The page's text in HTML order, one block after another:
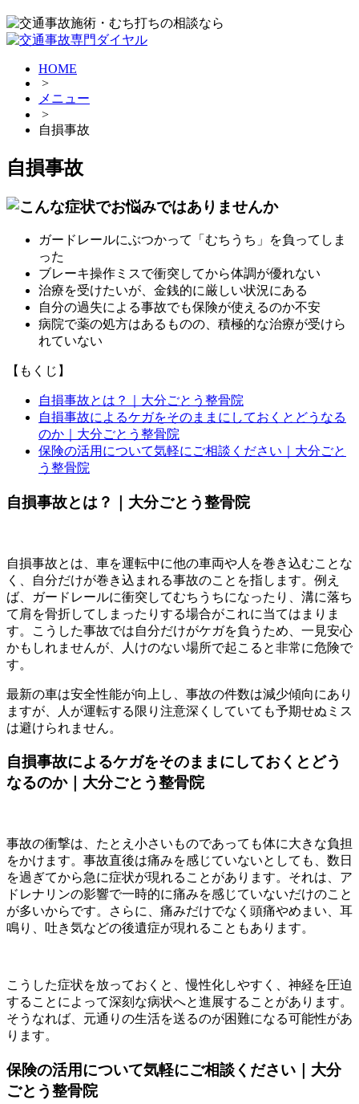
HOME
>
メニュー
>
自損事故
自損事故
ガードレールにぶつかって「むちうち」を負ってしま
った
ブレーキ操作ミスで衝突してから体調が優れない
治療を受けたいが、金銭的に厳しい状況にある
自分の過失による事故でも保険が使えるのか不安
病院で薬の処方はあるものの、積極的な治療が受けら
れていない
【もくじ】
自損事故とは？｜大分ごとう整骨院
自損事故によるケガをそのままにしておくとどうなる
のか｜大分ごとう整骨院
保険の活用について気軽にご相談ください｜大分ごと
う整骨院
自損事故とは？｜大分ごとう整骨院
自損事故とは、車を運転中に他の車両や人を巻き込むことな
く、自分だけが巻き込まれる事故のことを指します。例え
ば、ガードレールに衝突してむちうちになったり、溝に落ち
て肩を骨折してしまったりする場合がこれに当てはまりま
す。こうした事故では自分だけがケガを負うため、一見安心
かもしれませんが、人けのない場所で起こると非常に危険で
す。
最新の車は安全性能が向上し、事故の件数は減少傾向にあり
ますが、人が運転する限り注意深くしていても予期せぬミス
は避けられません。
自損事故によるケガをそのままにしておくとどう
なるのか｜大分ごとう整骨院
事故の衝撃は、たとえ小さいものであっても体に大きな負担
をかけます。事故直後は痛みを感じていないとしても、数日
を過ぎてから急に症状が現れることがあります。それは、ア
ドレナリンの影響で一時的に痛みを感じていないだけのこと
が多いからです。さらに、痛みだけでなく頭痛やめまい、耳
鳴り、吐き気などの後遺症が現れることもあります。
こうした症状を放っておくと、慢性化しやすく、神経を圧迫
することによって深刻な病状へと進展することがあります。
そうなれば、元通りの生活を送るのが困難になる可能性があ
ります。
保険の活用について気軽にご相談ください｜大分
ごとう整骨院